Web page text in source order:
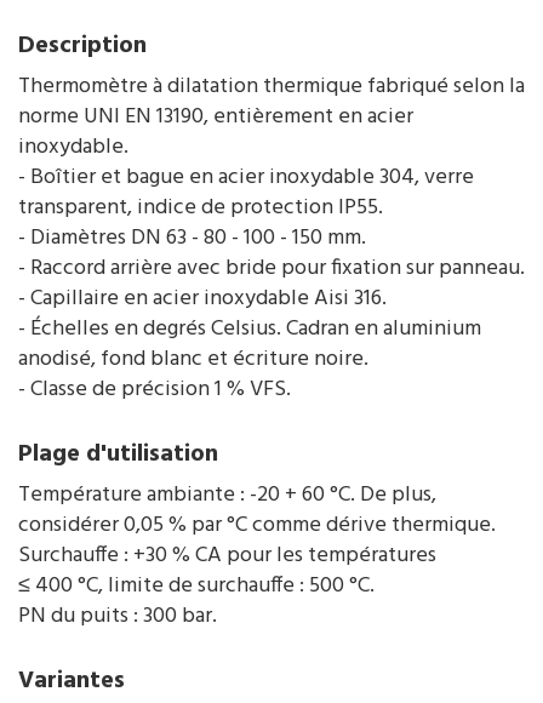
Description
Thermomètre à dilatation thermique fabriqué selon la
norme UNI EN 13190, entièrement en acier
inoxydable.
- Boîtier et bague en acier inoxydable 304, verre
transparent, indice de protection IP55.
- Diamètres DN 63 - 80 - 100 - 150 mm.
- Raccord arrière avec bride pour fixation sur panneau.
- Capillaire en acier inoxydable Aisi 316.
- Échelles en degrés Celsius. Cadran en aluminium
anodisé, fond blanc et écriture noire.
- Classe de précision 1 % VFS.
Plage d'utilisation
Température ambiante : -20 + 60 °C. De plus,
considérer 0,05 % par °C comme dérive thermique.
Surchauffe : +30 % CA pour les températures
≤ 400 °C, limite de surchauffe : 500 °C.
PN du puits : 300 bar.
Variantes